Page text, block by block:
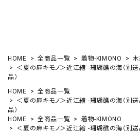
HOME 全商品一覧 着物-KIMONO
＜夏の麻キモノ＞近江縮 -珊瑚礁の海（別送
品）
HOME
全商品一覧
＜夏の麻キモノ＞近江縮 -珊瑚礁の海（別送
品）
HOME
全商品一覧
着物-KIMONO
＜夏の麻キモノ＞近江縮 -珊瑚礁の海（別送